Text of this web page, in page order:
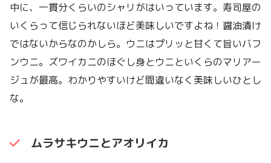
中に、一貫分くらいのシャリがはいっています。寿司屋の
いくらって信じられないほど美味しいですよね！醤油漬け
ではないからなのかしら。ウニはプリッと甘くて旨いバフ
ンウニ。ズワイカニのほぐし身とウニといくらのマリアー
ジュが最高。わかりやすいけど間違いなく美味しいひとし
な。
ムラサキウニとアオリイカ